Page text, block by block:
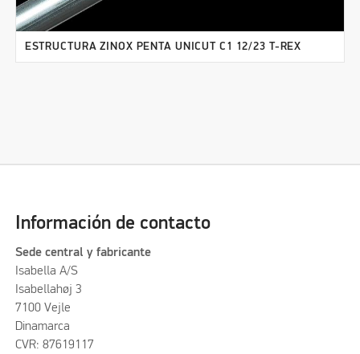
ESTRUCTURA ZINOX PENTA UNICUT C1 12/23 T-REX
Información de contacto
Sede central y fabricante
Isabella A/S
Isabellahøj 3
7100 Vejle
Dinamarca
CVR: 87619117